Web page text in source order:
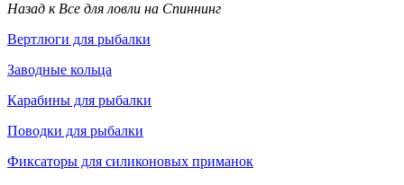
Назад к Все для ловли на Спиннинг
Вертлюги для рыбалки
Заводные кольца
Карабины для рыбалки
Поводки для рыбалки
Фиксаторы для силиконовых приманок